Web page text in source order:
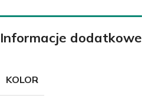
Informacje dodatkowe
KOLOR